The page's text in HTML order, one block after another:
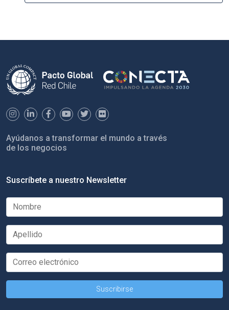
Ayúdanos a transformar el mundo a través
de los negocios
Suscríbete a nuestro Newsletter